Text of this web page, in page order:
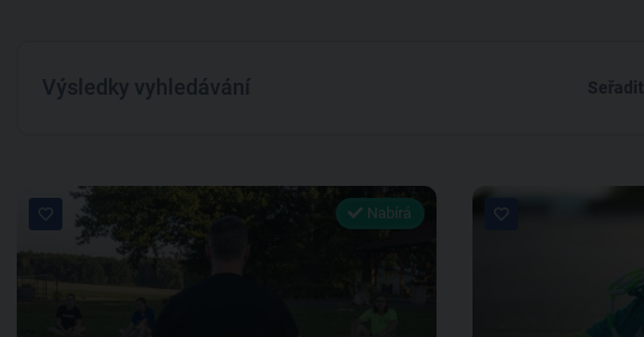
Výsledky vyhledávání Seřadit:
Nabírá